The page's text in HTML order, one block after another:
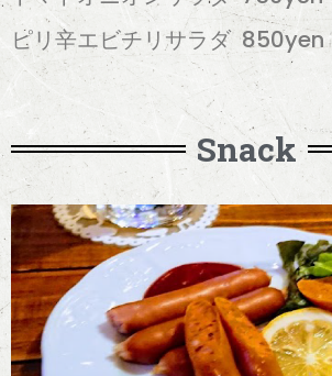
ピリ辛エビチリサラダ 850yen
Snack